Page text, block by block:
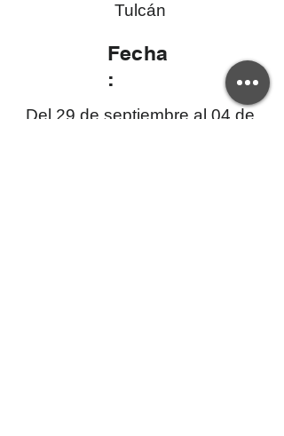
Tulcán
Fecha
:
Del 29 de septiembre al 04 de